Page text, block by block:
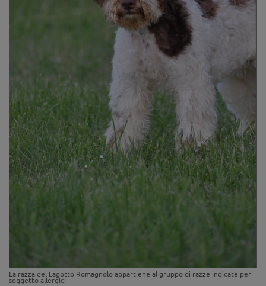
La razza del Lagotto Romagnolo appartiene al gruppo di razze indicate per
soggetto allergici